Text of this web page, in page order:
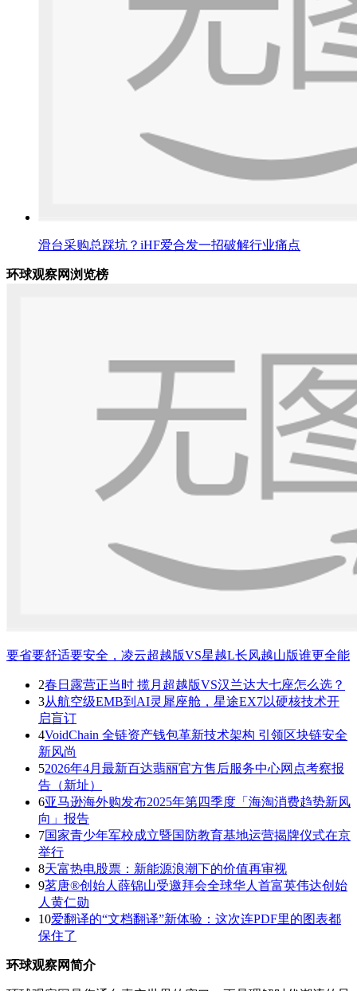
滑台采购总踩坑？iHF爱合发一招破解行业痛点
环球观察网浏览榜
要省要舒适要安全，凌云超越版VS星越L长风越山版谁更全能
2春日露营正当时 揽月超越版VS汉兰达大七座怎么选？
3从航空级EMB到AI灵犀座舱，星途EX7以硬核技术开
启盲订
4VoidChain 全链资产钱包革新技术架构 引领区块链安全
新风尚
52026年4月最新百达翡丽官方售后服务中心网点考察报
告（新址）
6亚马逊海外购发布2025年第四季度「海淘消费趋势新风
向」报告
7国家青少年军校成立暨国防教育基地运营揭牌仪式在京
举行
8天富热电股票：新能源浪潮下的价值再审视
9茗唐®创始人薛锦山受邀拜会全球华人首富英伟达创始
人黄仁勋
10爱翻译的“文档翻译”新体验：这次连PDF里的图表都
保住了
环球观察网简介